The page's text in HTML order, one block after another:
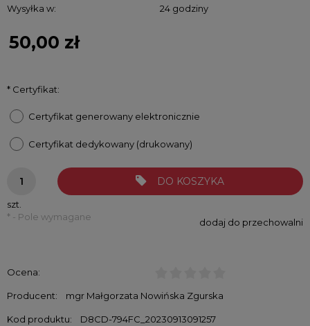
Wysyłka w: 24 godziny
50,00 zł
* Certyfikat:
Certyfikat generowany elektronicznie
Certyfikat dedykowany (drukowany)
szt.
DO KOSZYKA
dodaj do przechowalni
* - Pole wymagane
Ocena:
Producent: mgr Małgorzata Nowińska Zgurska
Kod produktu: D8CD-794FC_20230913091257